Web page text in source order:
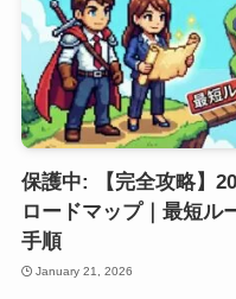
保護中: 【完全攻略】
ロードマップ｜最短ル
手順
January 21, 2026